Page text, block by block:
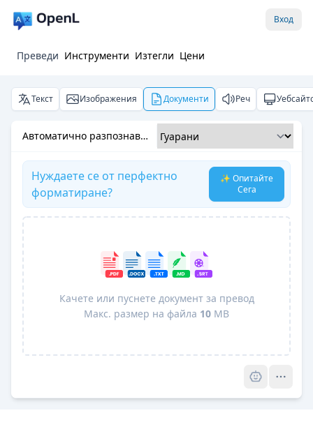
Вход
Преведи Инструменти Изтегли Цени
Текст Изображения Документи Реч
Автоматично разпознаване
Нуждаете се от перфектно
форматиране?
✨ Опитайте
Сега
Качете или пуснете документ за превод
Макс. размер на файла 10 MB